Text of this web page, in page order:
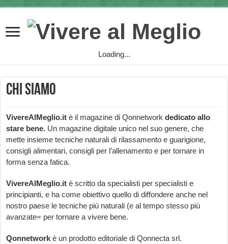
Loading...
Chi siamo
VivereAlMeglio.it è il magazine di Qonnetworkdedicato allo
stare bene. Un magazine digitale unico nel suo genere, che
mette insieme tecniche naturali di rilassamento e guarigione,
consigli alimentari, consigli per l’allenamento e per tornare in
forma senza fatica.
VivereAlMeglio.it è scritto da specialisti per specialisti e
principianti, e ha come obiettivo quello di diffondere anche nel
nostro paese le tecniche più naturali (e al tempo stesso più
avanzate= per tornare a vivere bene.
Qonnetwork è un prodotto editoriale di Qonnecta srl.